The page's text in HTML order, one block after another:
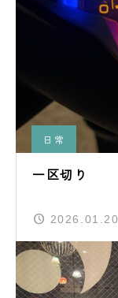
日常
一区切り
2026.01.20